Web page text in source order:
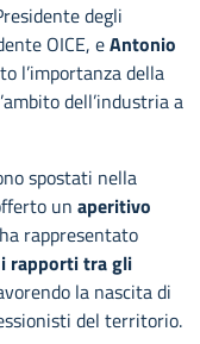
degli
OICE, eAntonio
l’importanza della
dell’industria a
spostati nella
un aperitivo
rappresentato
rapporti tra gli
la nascita di
del territorio.